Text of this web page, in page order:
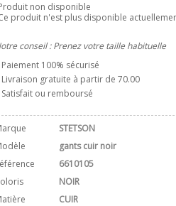
non disponible
produit n'est plus disponible
conseil : Prenez votre taille habituelle
Paiement 100% sécurisé
Livraison gratuite à partir de 70.00 
Satisfait ou remboursé
STETSON
gants cuir noir
6610105
NOIR
CUIR